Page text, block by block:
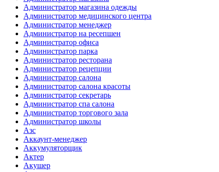
Администратор магазина одежды
Администратор медицинского центра
Администратор менеджер
Администратор на ресепшен
Администратор офиса
Администратор парка
Администратор ресторана
Администратор рецепции
Администратор салона
Администратор салона красоты
Администратор секретарь
Администратор спа салона
Администратор торгового зала
Администратор школы
Азс
Аккаунт-менеджер
Аккумуляторщик
Актер
Акушер